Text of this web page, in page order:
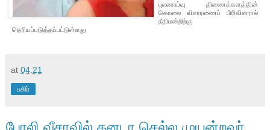
புலனாய்வு திணைக்களத்தின்
கொலை விசாரணைப் பிரிவினரால்
நீதிமன்றிற்கு
தெரியப்படுத்தப்பட்டுள்ளது
at 04:21
பகிர்
போலி வீசாவில் கனடா செல்ல முயன்றவர்